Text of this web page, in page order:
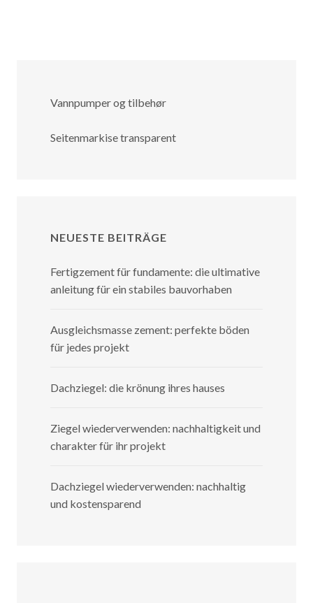
Vannpumper og tilbehør
Seitenmarkise transparent
NEUESTE BEITRÄGE
Fertigzement für fundamente: die ultimative
anleitung für ein stabiles bauvorhaben
Ausgleichsmasse zement: perfekte böden
für jedes projekt
Dachziegel: die krönung ihres hauses
Ziegel wiederverwenden: nachhaltigkeit und
charakter für ihr projekt
Dachziegel wiederverwenden: nachhaltig
und kostensparend